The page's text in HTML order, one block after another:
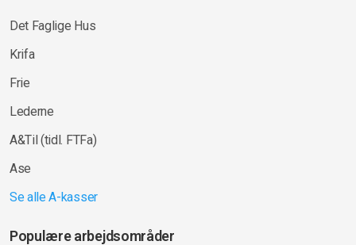
Det Faglige Hus
Krifa
Frie
Lederne
A&Til (tidl. FTFa)
Ase
Se alle A-kasser
Populære arbejdsområder